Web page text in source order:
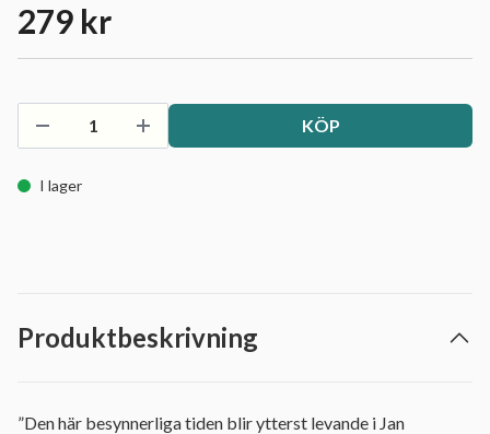
279 kr
KÖP
I lager
Produktbeskrivning
”Den här besynnerliga tiden blir ytterst levande i Jan